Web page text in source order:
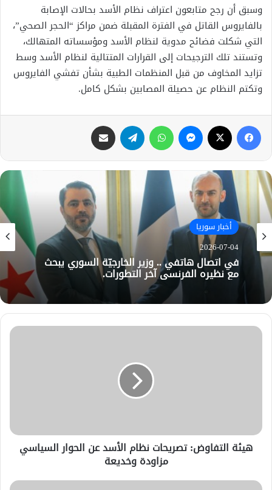
وسبق أن رجح متابعون اعتراف نظام الأسد بحالات الإصابة
بالفايروس القاتل في الفترة المقبلة ضمن مراكز “الحجر الصحي”،
التي شكلت فضائح مدوية لنظام الأسد ومؤسساته المتهالك،
وتستند تلك الترجيحات إلى القرارات المتتالية لنظام الأسد وسط
تزايد المخاوف من قبل المنظمات الطبية بشأن تفشي الفايروس
وتكتم النظام عن حصيلة المصابين بشكل كامل.
فيسبوك ماسنجر واتساب تيلقرام
أخبار سوريا
2026-07-04
في اتصال هاتفي .. وزير الخارجيّة السوري يبحث
مع نظيره الفرنسي آخر التطورات.
هيئة التفاوض: تصريحات نظام الأسد عن الحوار السياسي
مزاودة وخديعة